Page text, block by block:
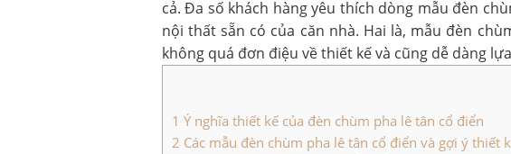
cả. Đa số khách hàng yêu thích dòng mẫu đèn
nội thất sẵn có của căn nhà. Hai là, mẫu đèn
không quá đơn điệu về thiết kế và cũng dễ dàng
1 Ý nghĩa thiết kế của đèn chùm pha lê tân cổ điển
2 Các mẫu đèn chùm pha lê tân cổ điển và gợi ý thiết